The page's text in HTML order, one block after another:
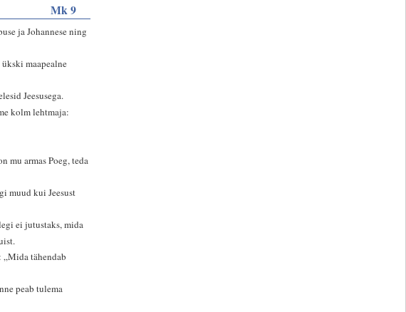
Mk 9
ja Johannese ning
maapealne
Jeesusega.
kolm lehtmaja:
mu armas Poeg, teda
muud kui Jeesust
ei jutustaks, mida
„Mida tähendab
peab tulema